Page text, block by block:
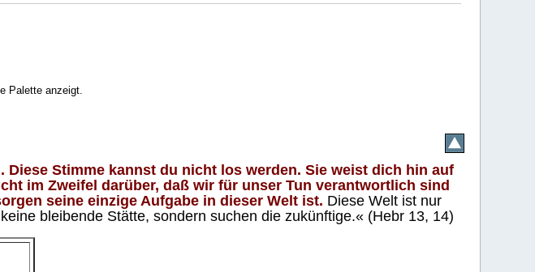
Palette anzeigt.
Stimme kannst du nicht los werden. Sie weist dich hin auf
im Zweifel darüber, daß wir für unser Tun verantwortlich sind
seine einzige Aufgabe in dieser Welt ist. Diese Welt ist nur
bleibende Stätte, sondern suchen die zukünftige.« (Hebr 13, 14)